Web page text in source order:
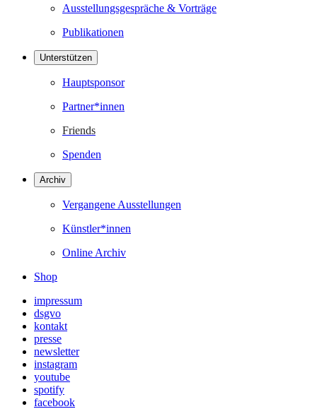
Ausstellungsgespräche & Vorträge
Publikationen
Unterstützen
Hauptsponsor
Partner*innen
Friends
Spenden
Archiv
Vergangene Ausstellungen
Künstler*innen
Online Archiv
Shop
impressum
dsgvo
kontakt
presse
newsletter
instagram
youtube
spotify
facebook